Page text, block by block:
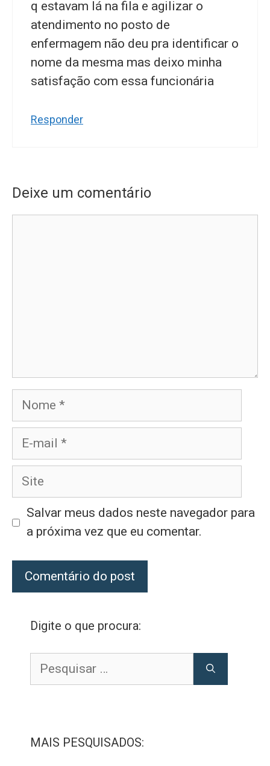
q estavam lá na fila e agilizar o
atendimento no posto de
enfermagem não deu pra identificar o
nome da mesma mas deixo minha
satisfação com essa funcionária
Responder
Deixe um comentário
Nome
Site
Salvar meus dados neste navegador para
a próxima vez que eu comentar.
Digite o que procura:
por:
MAIS PESQUISADOS: